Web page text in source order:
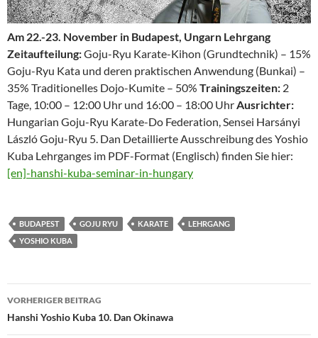
Am 22.-23. November in Budapest, Ungarn Lehrgang
Zeitaufteilung:Goju-Ryu Karate-Kihon (Grundtechnik) – 15%
Goju-Ryu Kata und deren praktischen Anwendung (Bunkai) –
35% Traditionelles Dojo-Kumite – 50% Trainingszeiten: 2
Tage, 10:00 – 12:00 Uhr und 16:00 – 18:00 UhrAusrichter:
Hungarian Goju-Ryu Karate-Do Federation, Sensei Harsányi
László Goju-Ryu 5. Dan Detaillierte Ausschreibung des Yoshio
Kuba Lehrganges im PDF-Format (Englisch) finden Sie hier:
[en]-hanshi-kuba-seminar-in-hungary
BUDAPEST GOJU RYU KARATE
LEHRGANG
YOSHIO KUBA
Beitragsnavigation
VORHERIGER BEITRAG
Hanshi Yoshio Kuba 10. Dan Okinawa